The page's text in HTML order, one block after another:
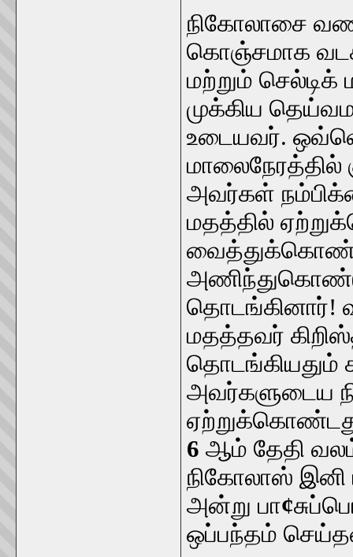
நிகோலாசை
கொஞ்சமாக
மற்றும்
முக்கிய
உடையவர்.
மாலைநேரத்தில்
அவர்கள்
மதத்தில்
தொடங்கினார்!
மதத்தவர்
தொடங்கியதும்
அவர்களுடைய
6 ஆம் தேதி
நிகோலாஸ் இனி
அன்று பா¢
ஒப்பந்தம்